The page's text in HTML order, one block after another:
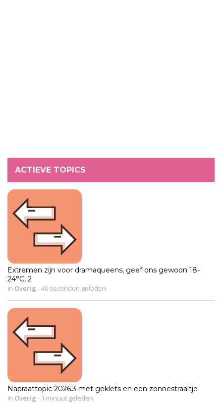
ACTIEVE TOPICS
Extremen zijn voor dramaqueens, geef ons gewoon 18-
24°C, 2
in Overig -40 seconden geleden
Napraattopic 2026.3 met geklets en een zonnestraaltje
in Overig - 1 minuut geleden